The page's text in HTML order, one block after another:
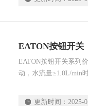
EATON按钮开关
EATON按钮开关系列
动，水流量≥1.0L/min
化选型有收录，该信
更新时间： 2025-